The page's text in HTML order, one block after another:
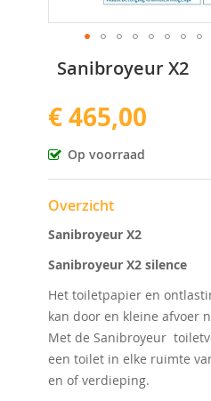
Sanibroyeur X2
€ 465,00
Op voorraad
Overzicht
Sanibroyeur X2
Sanibroyeur X2 silence
Het toiletpapier en
kan door en kleine afvoer
Met de Sanibroyeur
een toilet in elke ruimte
en of verdieping.
naar
begin
van
de
afbeeldingen-
gallerij